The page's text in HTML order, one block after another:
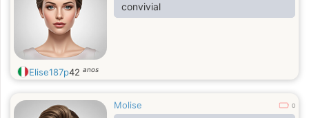
convivial
Elise187p42 anos
Molise 0